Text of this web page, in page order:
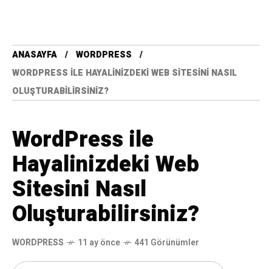
ANASAYFA
WORDPRESS
WORDPRESS ILE HAYALINIZDEKI WEB SITESINI NASIL
OLUŞTURABILIRSINIZ?
WordPress ile
Hayalinizdeki Web
Sitesini Nasıl
Oluşturabilirsiniz?
WORDPRESS 11 ay önce 441 Görünümler